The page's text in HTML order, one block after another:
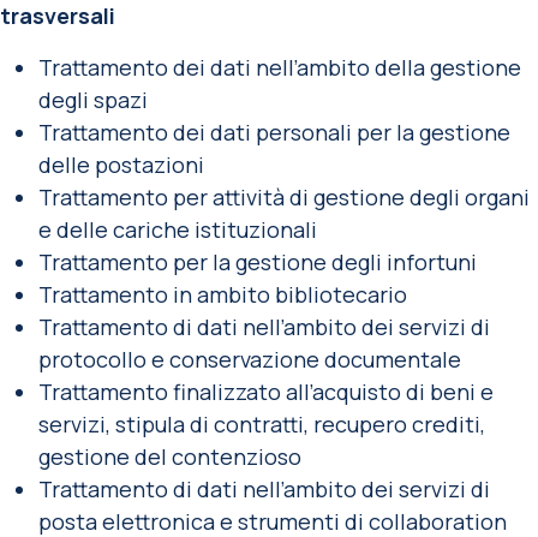
trasversali
Trattamento dei dati nell’ambito della gestione
degli spazi
Trattamento dei dati personali per la gestione
delle postazioni
Trattamento per attività di gestione degli organi
e delle cariche istituzionali
Trattamento per la gestione degli infortuni
Trattamento in ambito bibliotecario
Trattamento di dati nell’ambito dei servizi di
protocollo e conservazione documentale
Trattamento finalizzato all’acquisto di beni e
servizi, stipula di contratti, recupero crediti,
gestione del contenzioso
Trattamento di dati nell’ambito dei servizi di
posta elettronica e strumenti di collaboration